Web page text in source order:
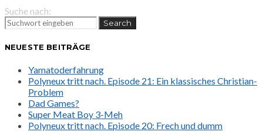
Suche nach:
Search
NEUESTE BEITRÄGE
Yamatoderfahrung
Polyneux tritt nach. Episode 21: Ein klassisches Christian-
Problem
Dad Games?
Super Meat Boy 3-Meh
Polyneux tritt nach. Episode 20: Frech und dumm